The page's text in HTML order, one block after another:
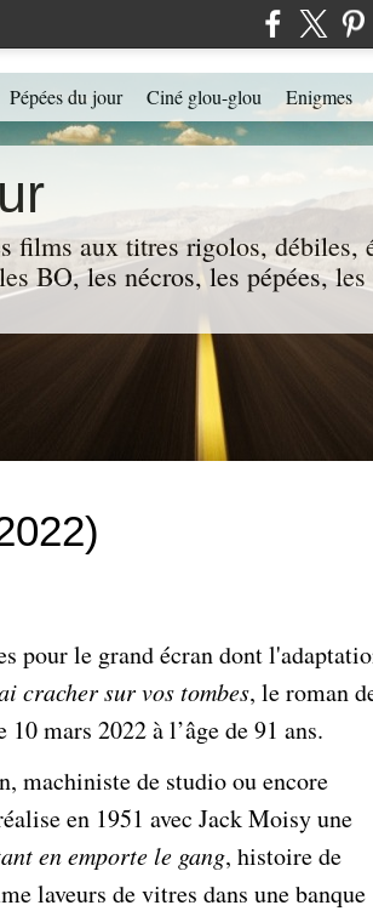
films aux titres rigolos, débiles,
BO, les nécros, les pépées,
Pépées du jour Ciné glou-glou Enigmes
pour le grand écran dont
cracher sur vos tombes, le roman
mars 2022 à l’âge de 91 ans.
machiniste de studio ou encore
en 1951 avec Jack Moisy une
en emporte le gang, histoire de
laveurs de vitres dans une banque